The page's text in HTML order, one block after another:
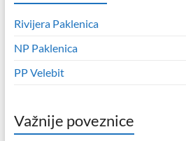
Rivijera Paklenica
NP Paklenica
PP Velebit
Važnije poveznice